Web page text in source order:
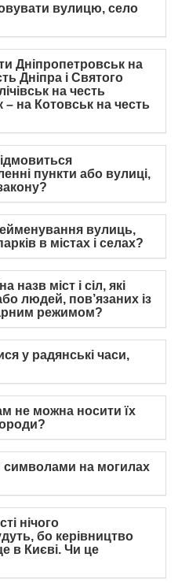
вулицю, село
Дніпропетровськ на
Дніпра і Святого
на честь
– на Котовськ на честь
пункти або вулиці,
вулиць,
в містах і селах?
назв міст і сіл, які
людей, пов’язаних із
режимом?
у радянські часи,
не можна носити їх
на могилах
нічого
бо керівництво
в Києві. Чи це